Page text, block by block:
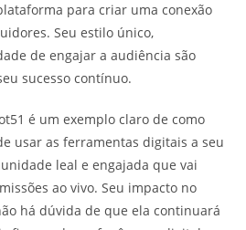
para criar uma conexão
Seu estilo único,
de engajar a audiência são
sucesso contínuo.
é um exemplo claro de como
usar as ferramentas digitais a seu
leal e engajada que vai
ao vivo. Seu impacto no
há dúvida de que ela continuará